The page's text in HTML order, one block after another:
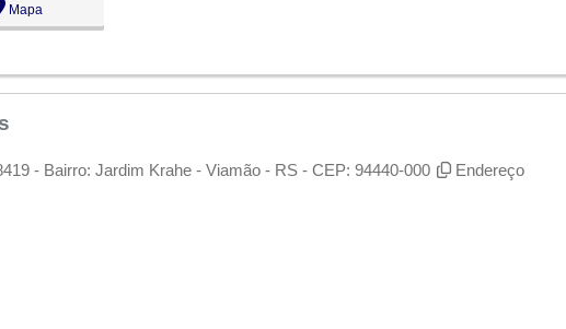
Mapa
- Bairro: Jardim Krahe - Viamão - RS - CEP: 94440-000
Endereço